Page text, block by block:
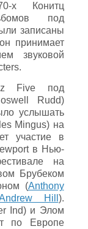
х Конитц
под
записаны
принимает
звуковой
Five под
Rudd)
услышать
Mingus) на
участие в
в Нью-
на
Брубеком
(Anthony
Hill ).
Ind) и Элом
по Европе